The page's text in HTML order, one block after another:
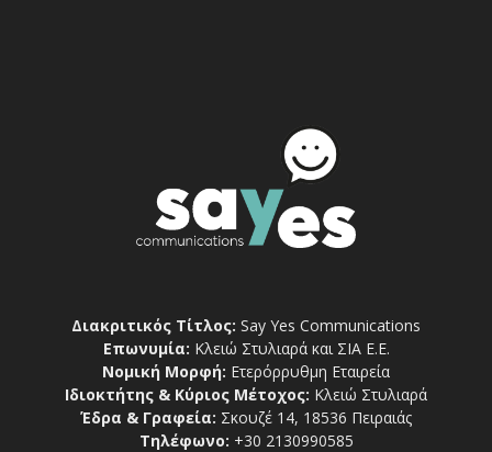
Διακριτικός Τίτλος: Say Yes Communications
Επωνυμία: Κλειώ Στυλιαρά και ΣΙΑ Ε.Ε.
Νομική Μορφή: Ετερόρρυθμη Εταιρεία
Ιδιοκτήτης & Κύριος Μέτοχος: Κλειώ Στυλιαρά
Έδρα & Γραφεία: Σκουζέ 14, 18536 Πειραιάς
Τηλέφωνο: +30 2130990585